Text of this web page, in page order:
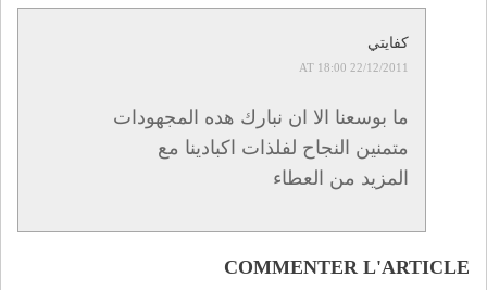
الثقافي بالرباط‎
كفايتي
22/12/2011 AT 18:00
ما بوسعنا الا ان نبارك هده المجهودات
متمنين النجاح لفلذات اكبادينا مع
المزيد من العطاء
COMMENTER L'ARTICLE